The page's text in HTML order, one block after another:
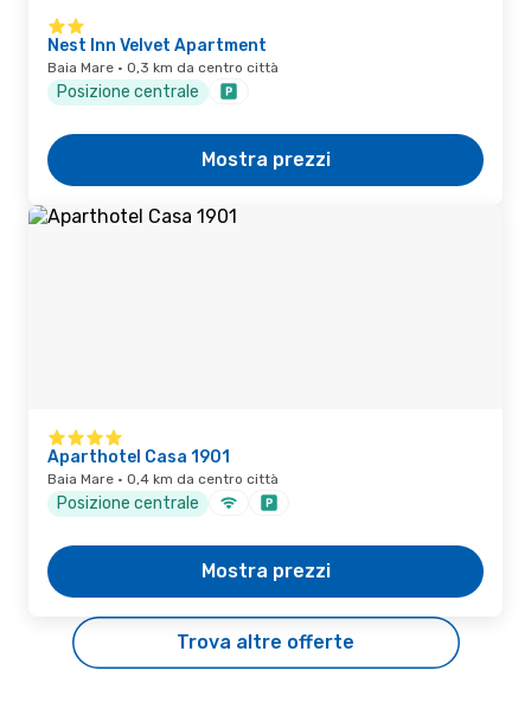
Nest Inn Velvet Apartment
Baia Mare · 0,3 km da centro città
Posizione centrale
Mostra prezzi
Aparthotel Casa 1901
Baia Mare · 0,4 km da centro città
Posizione centrale
Mostra prezzi
Trova altre offerte